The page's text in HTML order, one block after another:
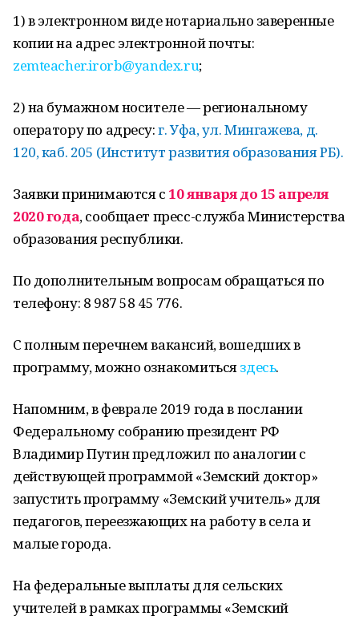
1) в электронном виде нотариально заверенные
копии на адрес электронной почты:
zemteacher.irorb@yandex.ru;
2) на бумажном носителе — региональному
оператору по адресу:г. Уфа, ул. Мингажева, д.
120, каб. 205 (Институт развития образования РБ).
Заявки принимаются с 10 января до 15 апреля
2020 года, сообщает пресс-служба Министерства
образования республики.
По дополнительным вопросам обращаться по
телефону: 8 987 58 45 776.
С полным перечнем вакансий, вошедших в
программу, можно ознакомитьсяздесь.
Напомним, в феврале 2019 года в послании
Федеральному собранию президент РФ
Владимир Путин предложил по аналогии с
действующей программой «Земский доктор»
запустить программу «Земский учитель» для
педагогов, переезжающих на работу в села и
малые города.
На федеральные выплаты для сельских
учителей в рамках программы «Земский